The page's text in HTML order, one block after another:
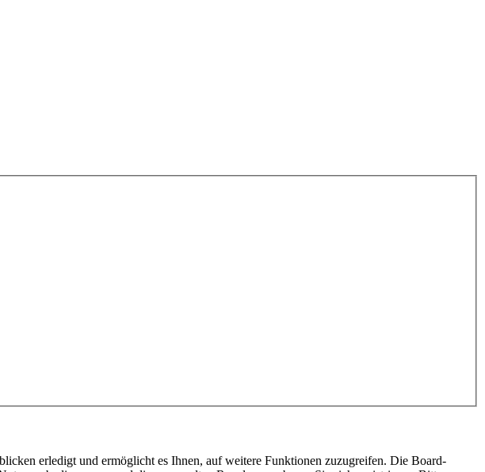
erledigt und ermöglicht es Ihnen, auf weitere Funktionen zuzugreifen. Die Board-